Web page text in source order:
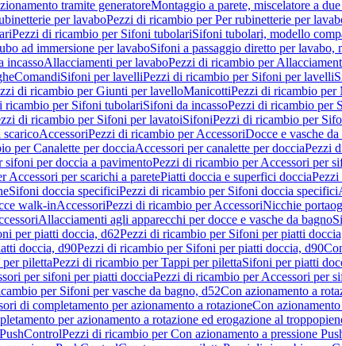
tramite generatoreMontaggio a parete, miscelatore a
per lavaboPezzi di ricambio per Per rubinetterie per
Pezzi di ricambio per Sifoni tubolariSifoni tubolari, modello
ad immersione per lavaboSifoni a passaggio diretto per lavabo,
incassoAllacciamenti per lavaboPezzi di ricambio per
ComandiSifoni per lavelliPezzi di ricambio per Sifoni per lavelli
di ricambio per Giunti per lavelloManicottiPezzi di ricambio per
ricambio per Sifoni tubolariSifoni da incassoPezzi di ricambio per
di ricambio per Sifoni per lavatoiSifoniPezzi di ricambio per
scaricoAccessoriPezzi di ricambio per AccessoriDocce e vasche da
per Canalette per docciaAccessori per canalette per docciaPezzi
sifoni per doccia a pavimentoPezzi di ricambio per Accessori per
Accessori per scarichi a paretePiatti doccia e superfici doccia
Sifoni doccia specificiPezzi di ricambio per Sifoni doccia specifici
walk-inAccessoriPezzi di ricambio per AccessoriNicchie
Allacciamenti agli apparecchi per docce e vasche da bagno
per piatti doccia, d62Pezzi di ricambio per Sifoni per piatti
doccia, d90Pezzi di ricambio per Sifoni per piatti doccia, d90
pilettaPezzi di ricambio per Tappi per pilettaSifoni per piatti
per sifoni per piatti docciaPezzi di ricambio per Accessori per
per Sifoni per vasche da bagno, d52Con azionamento a
di completamento per azionamento a rotazioneCon
per azionamento a rotazione ed erogazione al
Pezzi di ricambio per Con azionamento a pressione